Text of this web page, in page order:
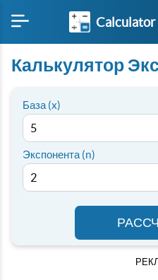
Калькулятор
База (x)
Экспонента (n)